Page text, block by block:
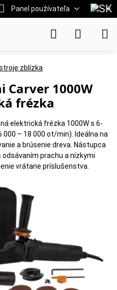
Panel používateľa
zblízka
Carver 1000W
frézka
elektrická frézka 1000W s 6-
– 18 000 ot/min). Ideálna na
a brúsenie dreva. Nástupca
odsávaním prachu a nízkymi
vrátane príslušenstva.